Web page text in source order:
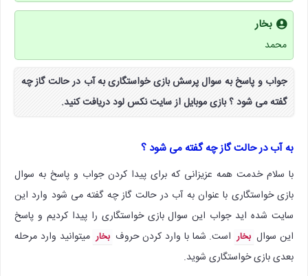
بخار
محمد
جواب و پاسخ به سوال پرسش بازی خواستگاری به آب در حالت گاز چه
گفته می شود ؟ بازی موبایل از سایت نکس لود دریافت کنید.
به آب در حالت گاز چه گفته می شود ؟
با سلام خدمت همه عزیزانی که برای پیدا کردن جواب و پاسخ به سوال
بازی خواستگاری با عنوان به آب در حالت گاز چه گفته می شود وارد این
سایت شده اید جواب این سوال بازی خواستگاری را پیدا کردیم و پاسخ
این سوال بخار است. شما با وارد کردن حروف بخار میتوانید وارد مرحله
بعدی بازی خواستگاری شوید.